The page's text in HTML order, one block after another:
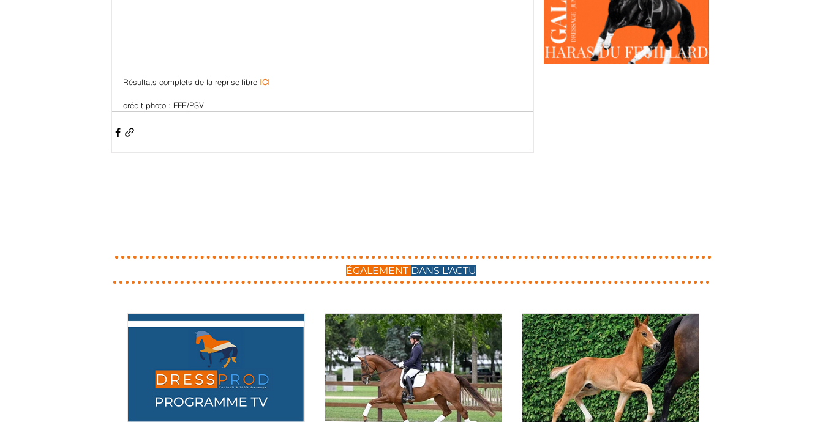
Résultats complets de la reprise libre ICI
crédit photo : FFE/PSV
ÉGALEMENT DANS L'ACTU